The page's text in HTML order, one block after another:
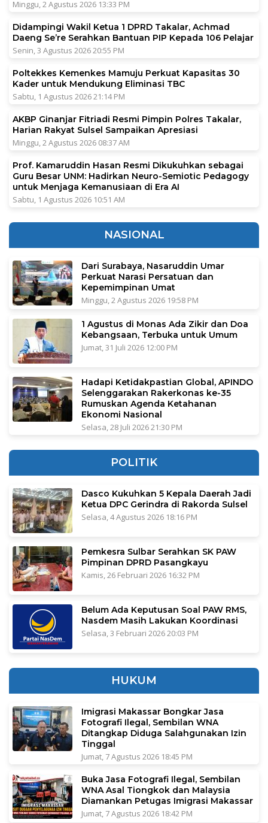
Minggu, 2 Agustus 2026 13:33 PM
Didampingi Wakil Ketua 1 DPRD Takalar, Achmad
Daeng Se’re Serahkan Bantuan PIP Kepada 106 Pelajar
Senin, 3 Agustus 2026 20:55 PM
Poltekkes Kemenkes Mamuju Perkuat Kapasitas 30
Kader untuk Mendukung Eliminasi TBC
Sabtu, 1 Agustus 2026 21:14 PM
AKBP Ginanjar Fitriadi Resmi Pimpin Polres Takalar,
Harian Rakyat Sulsel Sampaikan Apresiasi
Minggu, 2 Agustus 2026 08:37 AM
Prof. Kamaruddin Hasan Resmi Dikukuhkan sebagai
Guru Besar UNM: Hadirkan Neuro-Semiotic Pedagogy
untuk Menjaga Kemanusiaan di Era AI
Sabtu, 1 Agustus 2026 10:51 AM
NASIONAL
Dari Surabaya, Nasaruddin Umar
Perkuat Narasi Persatuan dan
Kepemimpinan Umat
Minggu, 2 Agustus 2026 19:58 PM
1 Agustus di Monas Ada Zikir dan Doa
Kebangsaan, Terbuka untuk Umum
Jumat, 31 Juli 2026 12:00 PM
Hadapi Ketidakpastian Global, APINDO
Selenggarakan Rakerkonas ke-35
Rumuskan Agenda Ketahanan
Ekonomi Nasional
Selasa, 28 Juli 2026 21:30 PM
POLITIK
Dasco Kukuhkan 5 Kepala Daerah Jadi
Ketua DPC Gerindra di Rakorda Sulsel
Selasa, 4 Agustus 2026 18:16 PM
Pemkesra Sulbar Serahkan SK PAW
Pimpinan DPRD Pasangkayu
Kamis, 26 Februari 2026 16:32 PM
Belum Ada Keputusan Soal PAW RMS,
Nasdem Masih Lakukan Koordinasi
Selasa, 3 Februari 2026 20:03 PM
HUKUM
Imigrasi Makassar Bongkar Jasa
Fotografi Ilegal, Sembilan WNA
Ditangkap Diduga Salahgunakan Izin
Tinggal
Jumat, 7 Agustus 2026 18:45 PM
Buka Jasa Fotografi Ilegal, Sembilan
WNA Asal Tiongkok dan Malaysia
Diamankan Petugas Imigrasi Makassar
Jumat, 7 Agustus 2026 18:42 PM